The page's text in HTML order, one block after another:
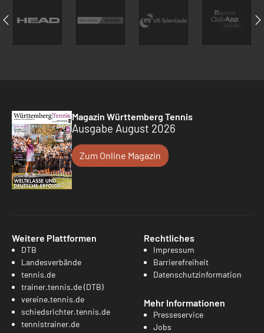
Magazin Württemberg Tennis
Ausgabe August 2026
Zum Online Magazin
Weitere Plattformen
DTB
Landesverbände
tennis.de
trainer.tennis.de (DTB)
vereine.tennis.de
schiedsrichter.tennis.de
tennistrainer.de
Rechtliches
Impressum
Barrierefreiheit
Datenschutzinformation
Mehr Informationen
Presseservice
Jobs